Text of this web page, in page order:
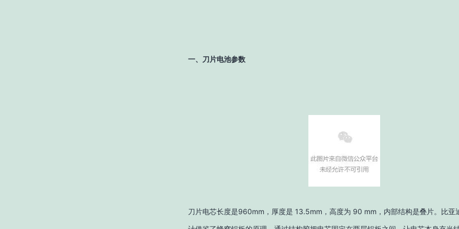
一、刀片电池参数
刀片电芯长度是960mm，厚度是 13.5mm，高度为 90 mm，内部结构是叠片。比亚